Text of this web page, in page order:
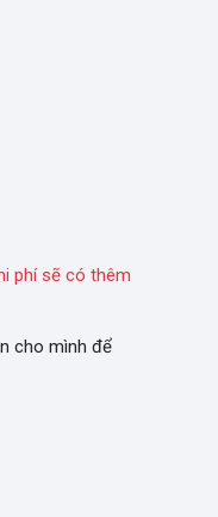
phí sẽ có thêm
cho mình để